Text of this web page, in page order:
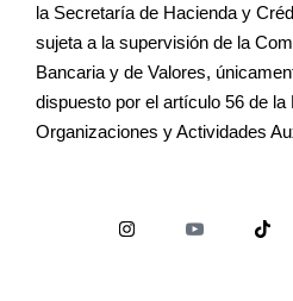
la Secretaría de Hacienda y
sujeta a la supervisión de la
Bancaria y de Valores,
dispuesto por el artículo 56 de la
Organizaciones y Actividades